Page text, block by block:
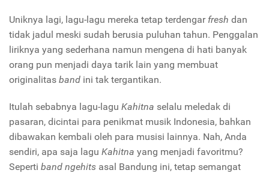
Uniknya lagi, lagu-lagu mereka tetap terdengar fresh dan
tidak jadul meski sudah berusia puluhan tahun. Penggalan
liriknya yang sederhana namun mengena di hati banyak
orang pun menjadi daya tarik lain yang membuat
originalitas band ini tak tergantikan.
Itulah sebabnya lagu-lagu Kahitna selalu meledak di
pasaran, dicintai para penikmat musik Indonesia, bahkan
dibawakan kembali oleh para musisi lainnya. Nah, Anda
sendiri, apa saja lagu Kahitna yang menjadi favoritmu?
Seperti band ngehits asal Bandung ini, tetap semangat